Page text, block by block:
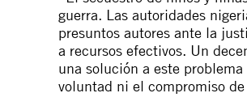
guerra. Las autoridades
presuntos autores ante la
a recursos efectivos. Un
una solución a este
voluntad ni el compromiso